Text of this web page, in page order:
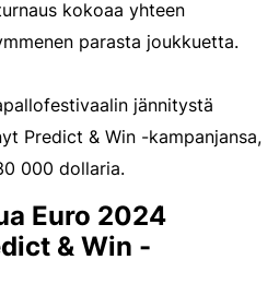
kokoaa yhteen
parasta joukkuetta.
jännitystä
Predict & Win -kampanjansa,
000 dollaria.
Euro 2024
& Win -